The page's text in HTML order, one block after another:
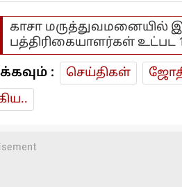
காசா மருத்துவமனையில்
பத்திரிகையாளர்கள் உட்பட
: செய்திகள்